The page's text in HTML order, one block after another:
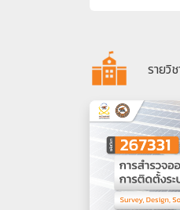
รายวิ